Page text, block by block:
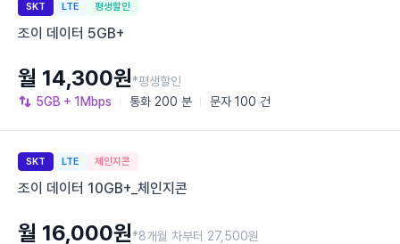
SKT LTE 평생할인
조이 데이터 5GB+
5GB + 1Mbps 통화 200 분 문자 100 건
월 14,300원*평생할인
SKT LTE 체인지콘
조이 데이터 10GB+_체인지콘
월 16,000원*8개월 차부터 27,500원